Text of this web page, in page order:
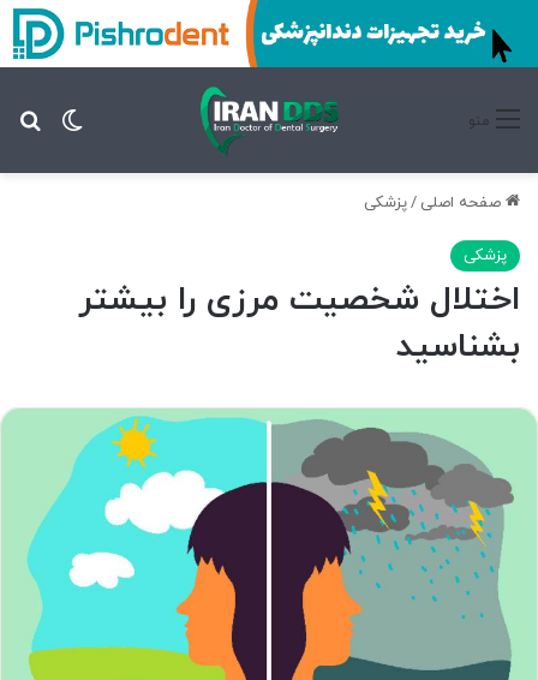
تغییر منو
صفحه اصلی /پزشکی
پزشکی
اختلال شخصیت مرزی را بیشتر
بشناسید